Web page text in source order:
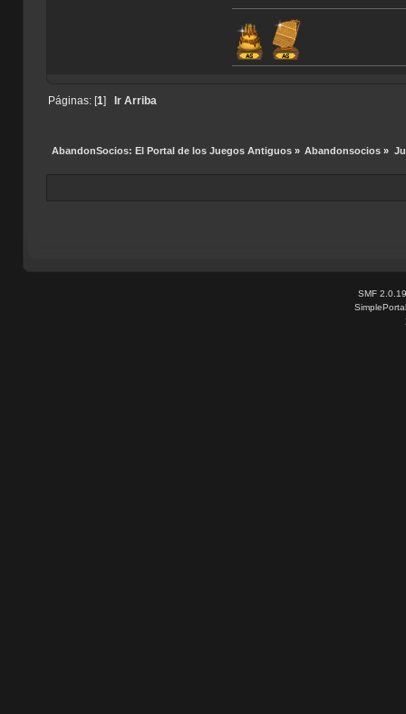
Páginas: [ 1 Ir Arriba
AbandonSocios: El Portal de los Juegos Antiguos» Abandonsocios »
SMF 2.0.19